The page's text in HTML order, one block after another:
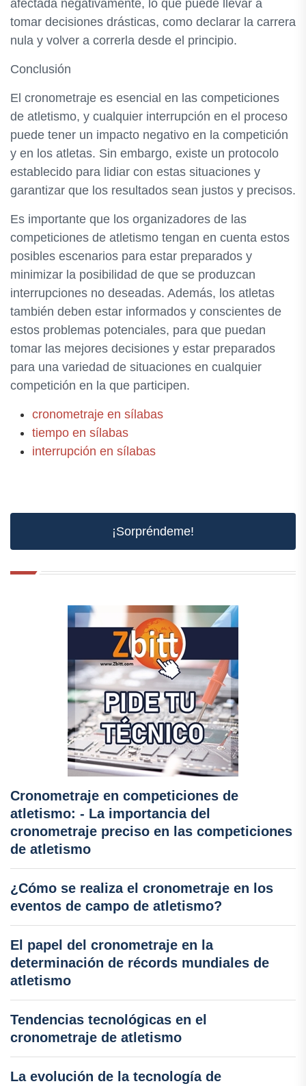
afectada negativamente, lo que puede llevar a
tomar decisiones drásticas, como declarar la carrera
nula y volver a correrla desde el principio.
Conclusión
El cronometraje es esencial en las competiciones
de atletismo, y cualquier interrupción en el proceso
puede tener un impacto negativo en la competición
y en los atletas. Sin embargo, existe un protocolo
establecido para lidiar con estas situaciones y
garantizar que los resultados sean justos y precisos.
Es importante que los organizadores de las
competiciones de atletismo tengan en cuenta estos
posibles escenarios para estar preparados y
minimizar la posibilidad de que se produzcan
interrupciones no deseadas. Además, los atletas
también deben estar informados y conscientes de
estos problemas potenciales, para que puedan
tomar las mejores decisiones y estar preparados
para una variedad de situaciones en cualquier
competición en la que participen.
cronometraje en sílabas
tiempo en sílabas
interrupción en sílabas
¡Sorpréndeme!
Cronometraje en competiciones de
atletismo: - La importancia del
cronometraje preciso en las competiciones
de atletismo
¿Cómo se realiza el cronometraje en los
eventos de campo de atletismo?
El papel del cronometraje en la
determinación de récords mundiales de
atletismo
Tendencias tecnológicas en el
cronometraje de atletismo
La evolución de la tecnología de